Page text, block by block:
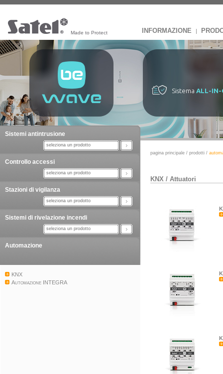
Made to Protect INFORMAZIONE |
Sistema ALL-IN-
Sistemi antintrusione
seleziona un prodotto
Controllo accessi
seleziona un prodotto
Stazioni di vigilanza
seleziona un prodotto
Sistemi di rivelazione incendi
seleziona un prodotto
Automazione
KNX
Automazione INTEGRA
pagina principale / prodotti /
KNX / Attuatori